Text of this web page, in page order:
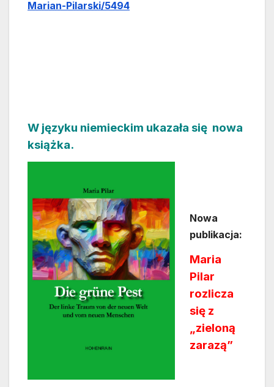
Marian-Pilarski/5494
W języku niemieckim ukazała się nowa
książka.
Nowa
publikacja:
Maria
Pilar
rozlicza
się z
„zieloną
zarazą”